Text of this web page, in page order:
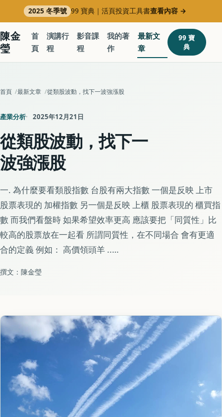
2025 冬季號 99 寶典｜活頁投資工具書查看內容→
陳金
瑩
首
頁
演講行
程
影音課
程
我的著
作
最新文
章
99 寶
典
首頁 最新文章 從類股波動，找下一波強漲股
產業分析 2025年12月21日
從類股波動，找下一
波強漲股
一. 為什麼要看類股指數 台股有兩大指數 一個是反映 上市
股票表現的 加權指數 另一個是反映 上櫃 股票表現的 櫃買指
數 而我們看盤時 如果希望效率更高 應該要把「同質性」比
較高的股票放在一起看 所謂同質性，在不同場合 會有更適
合的定義 例如： 高價領頭羊 ..…
撰文：陳金瑩